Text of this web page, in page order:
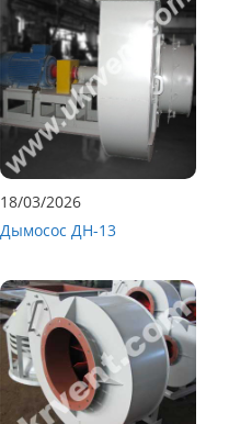
18/03/2026
Дымосос ДН-13